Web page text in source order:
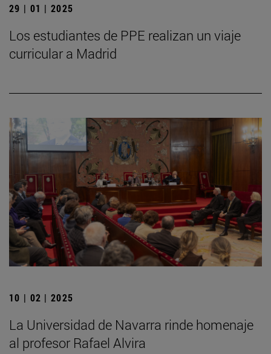
29 | 01 | 2025
Los estudiantes de PPE realizan un viaje
curricular a Madrid
10 | 02 | 2025
La Universidad de Navarra rinde homenaje
al profesor Rafael Alvira